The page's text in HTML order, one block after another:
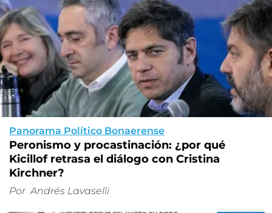
Panorama Político Bonaerense
Peronismo y procastinación: ¿por qué
Kicillof retrasa el diálogo con Cristina
Kirchner?
Por Andrés Lavaselli